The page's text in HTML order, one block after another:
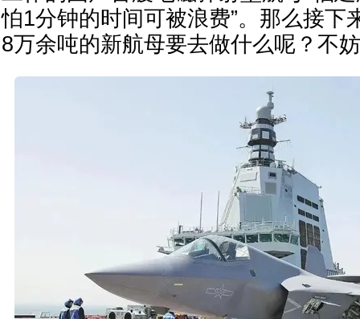
怕1分钟的时间可被浪费”。那么接下
8万余吨的新航母要去做什么呢？不